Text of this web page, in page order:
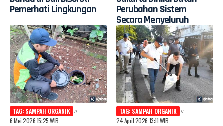
Pemerhati Lingkungan
Perubahan Sistem
Secara Menyeluruh
TAG: SAMPAH ORGANIK
6 Mei 2026 15:25 WIB
TAG: SAMPAH ORGANIK
24 April 2026 13:11 WIB